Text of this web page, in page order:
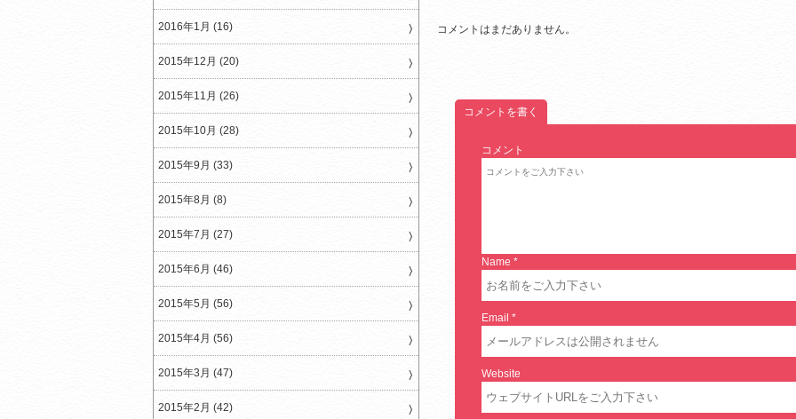
コメントはまだありません。
コメントを書く
コメント
Name *
Email *
Website
2016年1月 (16)
2015年12月 (20)
2015年11月 (26)
2015年10月 (28)
2015年9月 (33)
2015年8月 (8)
2015年7月 (27)
2015年6月 (46)
2015年5月 (56)
2015年4月 (56)
2015年3月 (47)
2015年2月 (42)